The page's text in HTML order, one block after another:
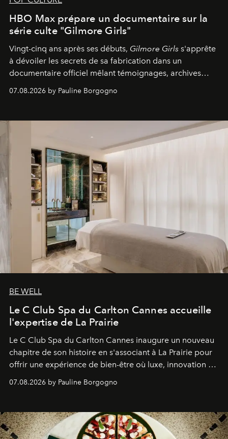
HBO Max prépare un documentaire sur la
série culte "Gilmore Girls"
Vingt-cinq ans après ses débuts, Gilmore Girls s'apprête
à dévoiler les secrets de sa fabrication dans un
documentaire officiel mêlant témoignages, archives
inédites et plongée dans les coulisses d'un phénomène
générationnel.
07.08.2026 by Pauline Borgogno
BE WELL
Le C Club Spa du Carlton Cannes accueille
l'expertise de La Prairie
Le C Club Spa du Carlton Cannes inaugure un nouveau
chapitre de son histoire en s'associant à La Prairie pour
offrir une expérience de bien-être où luxe, innovation et
expertise se rencontrent.
07.08.2026 by Pauline Borgogno